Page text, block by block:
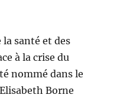
santé et des
à la crise du
nommé dans le
Borne